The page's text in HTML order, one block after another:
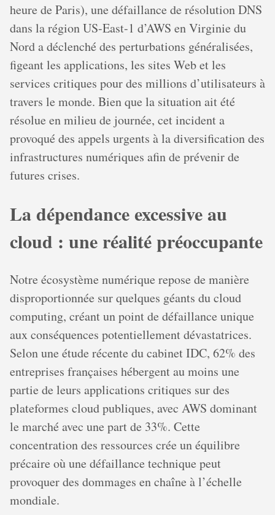
heure de Paris), une défaillance de résolution DNS
dans la région US-East-1 d’AWS en Virginie du
Nord a déclenché des perturbations généralisées,
figeant les applications, les sites Web et les
services critiques pour des millions d’utilisateurs à
travers le monde. Bien que la situation ait été
résolue en milieu de journée, cet incident a
provoqué des appels urgents à la diversification des
infrastructures numériques afin de prévenir de
futures crises.
La dépendance excessive au
cloud : une réalité préoccupante
Notre écosystème numérique repose de manière
disproportionnée sur quelques géants du cloud
computing, créant un point de défaillance unique
aux conséquences potentiellement dévastatrices.
Selon une étude récente du cabinet IDC, 62% des
entreprises françaises hébergent au moins une
partie de leurs applications critiques sur des
plateformes cloud publiques, avec AWS dominant
le marché avec une part de 33%. Cette
concentration des ressources crée un équilibre
précaire où une défaillance technique peut
provoquer des dommages en chaîne à l’échelle
mondiale.